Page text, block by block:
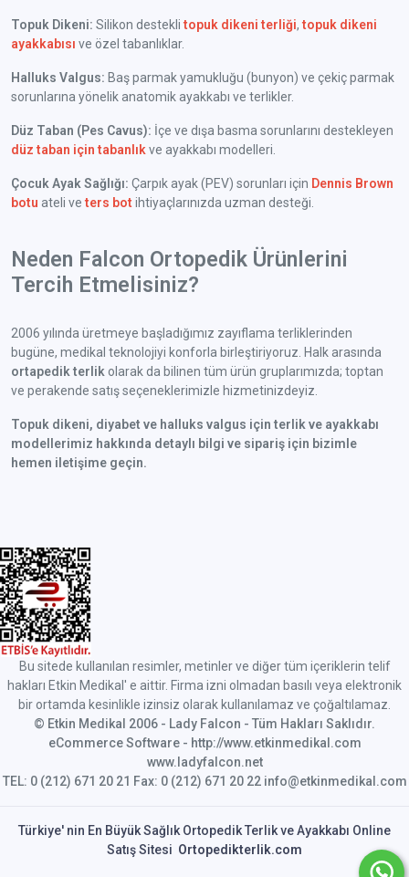
Topuk Dikeni: Silikon desteklitopuk dikeni terliği,topuk dikeni
ayakkabısı ve özel tabanlıklar.
Halluks Valgus: Baş parmak yamukluğu (bunyon) ve çekiç parmak
sorunlarına yönelik anatomik ayakkabı ve terlikler.
Düz Taban (Pes Cavus): İçe ve dışa basma sorunlarını destekleyen
düz taban için tabanlık ve ayakkabı modelleri.
Çocuk Ayak Sağlığı: Çarpık ayak (PEV) sorunları için Dennis Brown
botu ateli veters bot ihtiyaçlarınızda uzman desteği.
Neden Falcon Ortopedik Ürünlerini
Tercih Etmelisiniz?
2006 yılında üretmeye başladığımız zayıflama terliklerinden
bugüne, medikal teknolojiyi konforla birleştiriyoruz. Halk arasında
ortapedik terlik olarak da bilinen tüm ürün gruplarımızda; toptan
ve perakende satış seçeneklerimizle hizmetinizdeyiz.
Topuk dikeni, diyabet ve halluks valgus için terlik ve ayakkabı
modellerimiz hakkında detaylı bilgi ve sipariş için bizimle
hemen iletişime geçin.
Bu sitede kullanılan resimler, metinler ve diğer tüm içeriklerin telif
hakları Etkin Medikal' e aittir. Firma izni olmadan basılı veya elektronik
bir ortamda kesinlikle izinsiz olarak kullanılamaz ve çoğaltılamaz.
© Etkin Medikal 2006 - Lady Falcon - Tüm Hakları Saklıdır.
eCommerce Software - http://www.etkinmedikal.com
www.ladyfalcon.net
TEL: 0 (212) 671 20 21 Fax: 0 (212) 671 20 22 info@etkinmedikal.com
Türkiye' nin En Büyük Sağlık Ortopedik Terlik ve Ayakkabı Online
Satış Sitesi Ortopedikterlik.com